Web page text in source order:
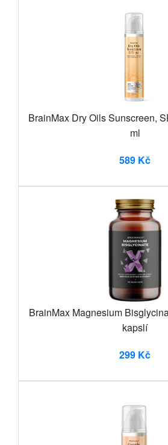
BrainMax Dry Oils Sunscreen,
ml
589 Kč
BrainMax Magnesium
kapslí
299 Kč